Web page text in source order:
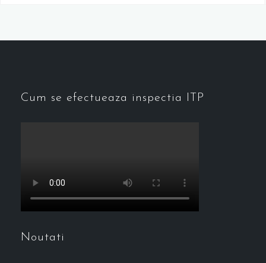
Cum se efectueaza inspectia ITP
Noutati